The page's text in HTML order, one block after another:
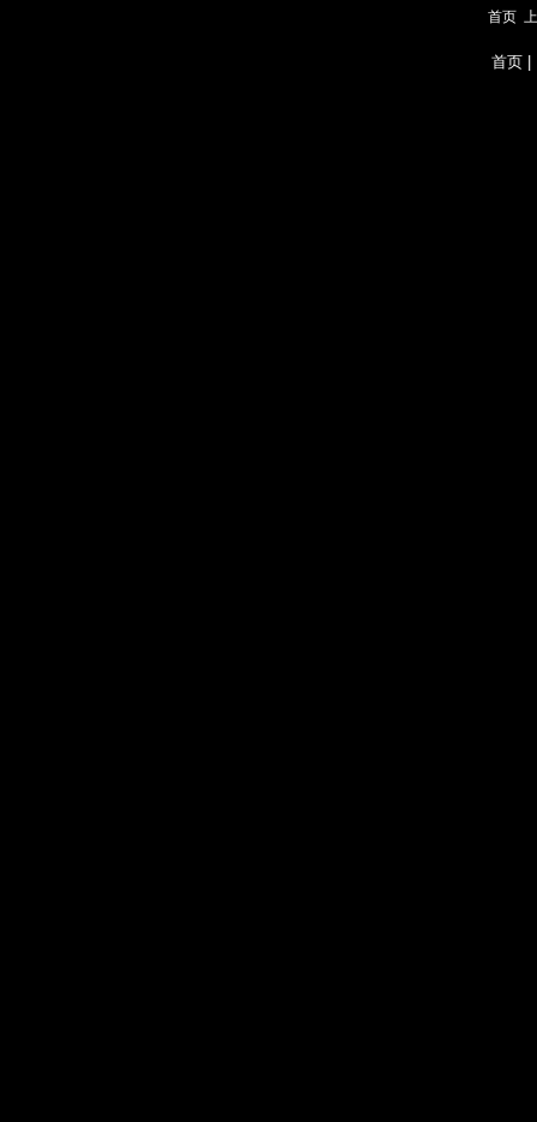
首页
首页